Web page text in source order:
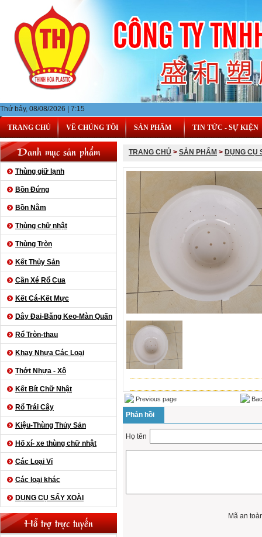
Thứ bảy, 08/08/2026 | 7:15
TRANG CHỦ VỀ CHÚNG TÔI SẢN PHẨM TIN TỨC - SỰ KIỆN
Danh mục sản phẩm
Thùng giữ lạnh
Bồn Đứng
Bồn Nằm
Thùng chữ nhật
Thùng Tròn
Kết Thủy Sản
Cần Xé Rổ Cua
Kết Cá-Kết Mực
Dây Đai-Băng Keo-Màn Quấn
Rổ Tròn-thau
Khay Nhựa Các Loại
Thớt Nhựa - Xô
Kết Bít Chữ Nhật
Rổ Trái Cây
Kiệu-Thùng Thủy Sản
Hố xí- xe thùng chữ nhật
Các Loại Vỉ
Các loại khác
DỤNG CỤ SẤY XOÀI
Hỗ trợ trực tuyến
TRANG CHỦ > SẢN PHẨM > DỤNG CỤ
Previous page
Phản hồi
Họ tên
Mã an